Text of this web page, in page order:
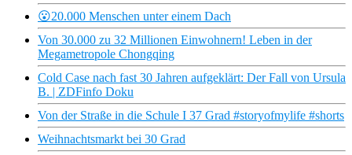
😮20.000 Menschen unter einem Dach
Von 30.000 zu 32 Millionen Einwohnern! Leben in der
Megametropole Chongqing
Cold Case nach fast 30 Jahren aufgeklärt: Der Fall von Ursula
B. | ZDFinfo Doku
Von der Straße in die Schule I 37 Grad #storyofmylife #shorts
Weihnachtsmarkt bei 30 Grad